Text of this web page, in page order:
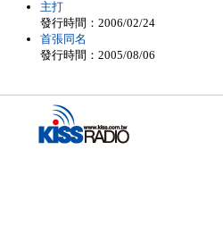
主打
發行時間：2006/02/24
首張同名
發行時間：2005/08/06